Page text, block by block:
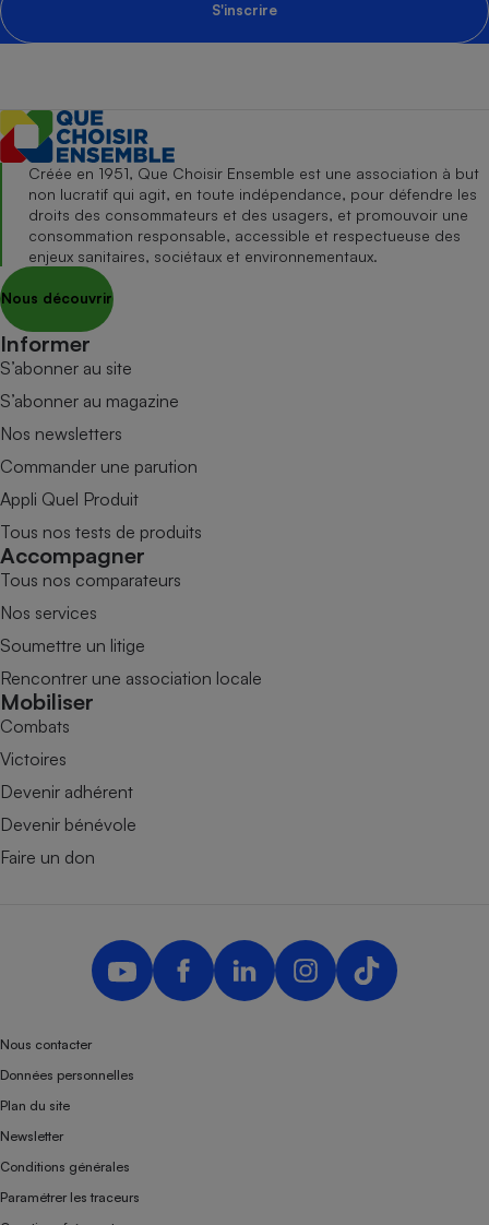
S'inscrire
Créée en 1951, Que Choisir Ensemble est une association à but
non lucratif qui agit, en toute indépendance, pour défendre les
droits des consommateurs et des usagers, et promouvoir une
consommation responsable, accessible et respectueuse des
enjeux sanitaires, sociétaux et environnementaux.
Nous découvrir
Informer
S’abonner au site
S’abonner au magazine
Nos newsletters
Commander une parution
Appli Quel Produit
Tous nos tests de produits
Accompagner
Tous nos comparateurs
Nos services
Soumettre un litige
Rencontrer une association locale
Mobiliser
Combats
Victoires
Devenir adhérent
Devenir bénévole
Faire un don
Nous contacter
Données personnelles
Plan du site
Newsletter
Conditions générales
Paramétrer les traceurs